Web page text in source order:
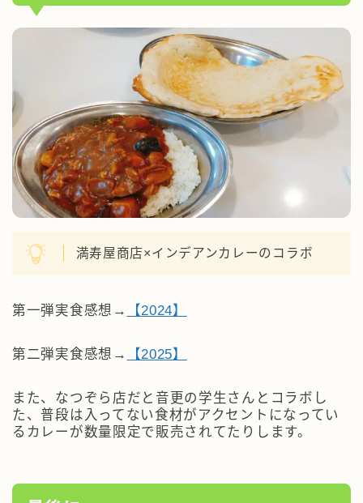
満寿屋商店×インデアンカレーのコラボ
第一弾実食感想→ 【2024】
第二弾実食感想→ 【2025】
また、なつぞら店だと音更の学生さんとコラボし
た、普段は入ってない食材がアクセントになってい
るカレーが数量限定で販売されてたりします。